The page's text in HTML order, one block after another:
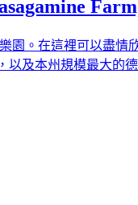
園。在這裡可以盡情
以及本州規模最大的